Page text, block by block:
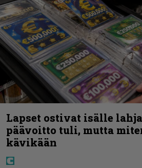
Lapset ostivat isälle
päävoitto tuli, mutta
kävikään